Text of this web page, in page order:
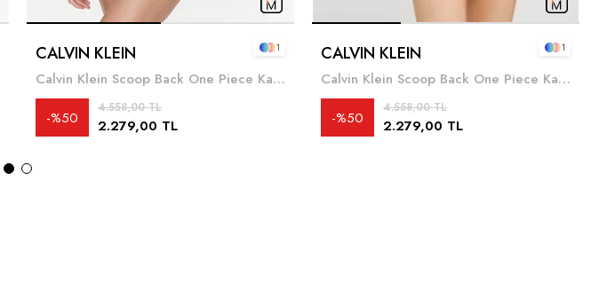
CALVIN KLEIN
Calvin Klein Scoop Back One Piece Kadın Mayo
2.279,00 TL
4.558,00 TL
%50
1 CALVIN KLEIN
Calvin Klein Scoop Back One Piece Kadın Mayo
2.279,00 TL
4.558,00 TL
%50
1